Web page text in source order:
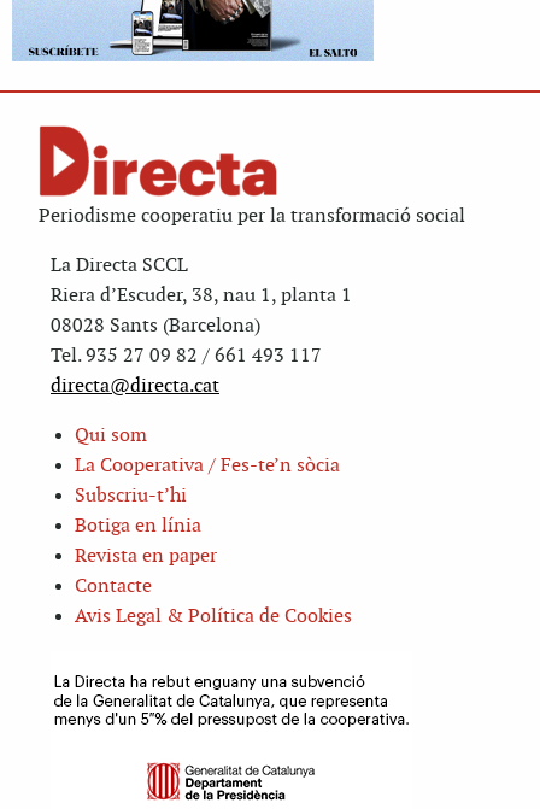
Periodisme cooperatiu per la transformació social
La Directa SCCL
Riera d’Escuder, 38, nau 1, planta 1
08028 Sants (Barcelona)
Tel. 935 27 09 82 / 661 493 117
directa@directa.cat
Qui som
La Cooperativa / Fes-te’n sòcia
Subscriu-t’hi
Botiga en línia
Revista en paper
Contacte
Avis Legal & Política de Cookies